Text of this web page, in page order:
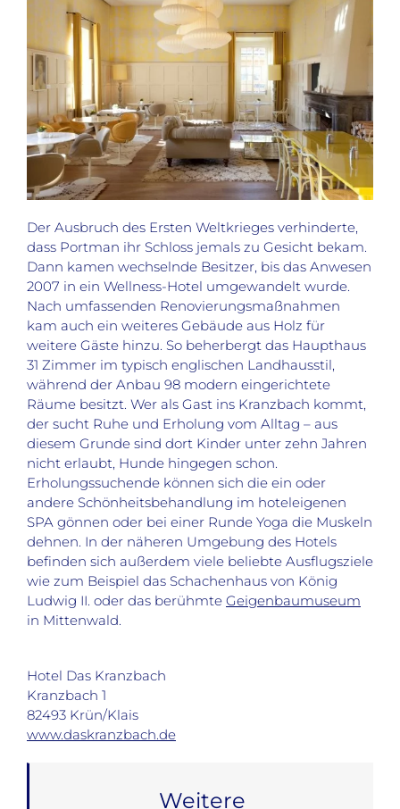
Der Ausbruch des Ersten Weltkrieges verhinderte,
dass Portman ihr Schloss jemals zu Gesicht bekam.
Dann kamen wechselnde Besitzer, bis das Anwesen
2007 in ein Wellness-Hotel umgewandelt wurde.
Nach umfassenden Renovierungsmaßnahmen
kam auch ein weiteres Gebäude aus Holz für
weitere Gäste hinzu. So beherbergt das Haupthaus
31 Zimmer im typisch englischen Landhausstil,
während der Anbau 98 modern eingerichtete
Räume besitzt. Wer als Gast ins Kranzbach kommt,
der sucht Ruhe und Erholung vom Alltag – aus
diesem Grunde sind dort Kinder unter zehn Jahren
nicht erlaubt, Hunde hingegen schon.
Erholungssuchende können sich die ein oder
andere Schönheitsbehandlung im hoteleigenen
SPA gönnen oder bei einer Runde Yoga die Muskeln
dehnen. In der näheren Umgebung des Hotels
befinden sich außerdem viele beliebte Ausflugsziele
wie zum Beispiel das Schachenhaus von König
Ludwig II. oder das berühmte Geigenbaumuseum
in Mittenwald.
Hotel Das Kranzbach
Kranzbach 1
82493 Krün/Klais
www.daskranzbach.de
Weitere